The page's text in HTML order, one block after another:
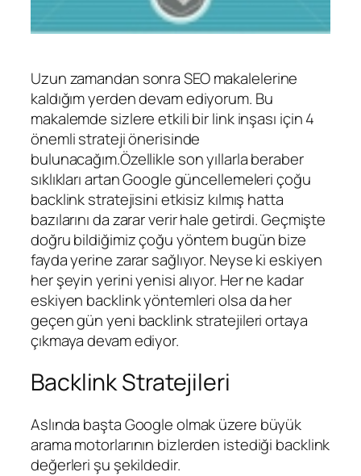
Uzun zamandan sonra SEO makalelerine
kaldığım yerden devam ediyorum. Bu
makalemde sizlere etkili bir link inşası için 4
önemli strateji önerisinde
bulunacağım.Özellikle son yıllarla beraber
sıklıkları artan Google güncellemeleri çoğu
backlink stratejisini etkisiz kılmış hatta
bazılarını da zarar verir hale getirdi. Geçmişte
doğru bildiğimiz çoğu yöntem bugün bize
fayda yerine zarar sağlıyor. Neyse ki eskiyen
her şeyin yerini yenisi alıyor. Her ne kadar
eskiyen backlink yöntemleri olsa da her
geçen gün yeni backlink stratejileri ortaya
çıkmaya devam ediyor.
Backlink Stratejileri
Aslında başta Google olmak üzere büyük
arama motorlarının bizlerden istediği backlink
değerleri şu şekildedir.